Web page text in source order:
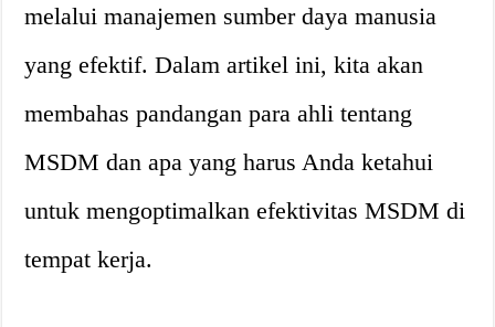
melalui manajemen sumber daya manusia
yang efektif. Dalam artikel ini, kita akan
membahas pandangan para ahli tentang
MSDM dan apa yang harus Anda ketahui
untuk mengoptimalkan efektivitas MSDM di
tempat kerja.